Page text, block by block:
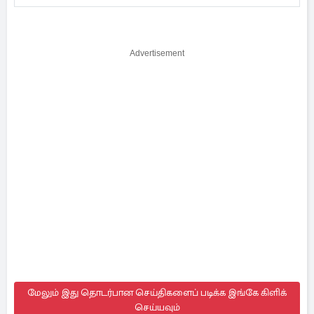
Advertisement
மேலும் இது தொடர்பான செய்திகளைப் படிக்க இங்கே கிளிக்
செய்யவும்